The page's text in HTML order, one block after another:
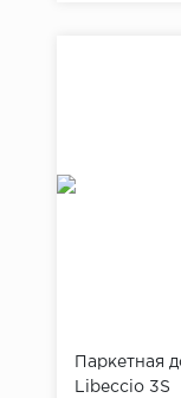
Паркетная
Libeccio 3S